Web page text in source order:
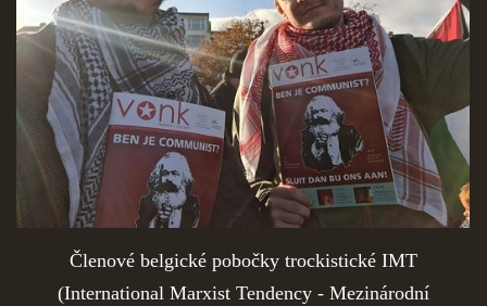
Členové belgické pobočky trockistické IMT
(International Marxist Tendency - Mezinárodní